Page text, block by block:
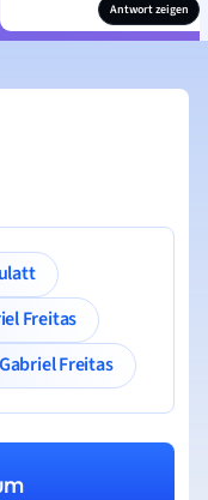
Antwort zeigen
Hulatt
Freitas
Gabriel Freitas